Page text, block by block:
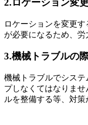
2.ロケーション変
ロケーションを変更
が必要になるため、労
3.機械トラブルの
機械トラブルでシス
プしなくてはなりま
ルを整備する等、対策